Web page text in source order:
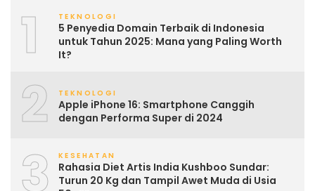
1 TEKNOLOGI
5 Penyedia Domain Terbaik di Indonesia
untuk Tahun 2025: Mana yang Paling Worth
It?
2 TEKNOLOGI
Apple iPhone 16: Smartphone Canggih
dengan Performa Super di 2024
3 KESEHATAN
Rahasia Diet Artis India Kushboo Sundar:
Turun 20 Kg dan Tampil Awet Muda di Usia